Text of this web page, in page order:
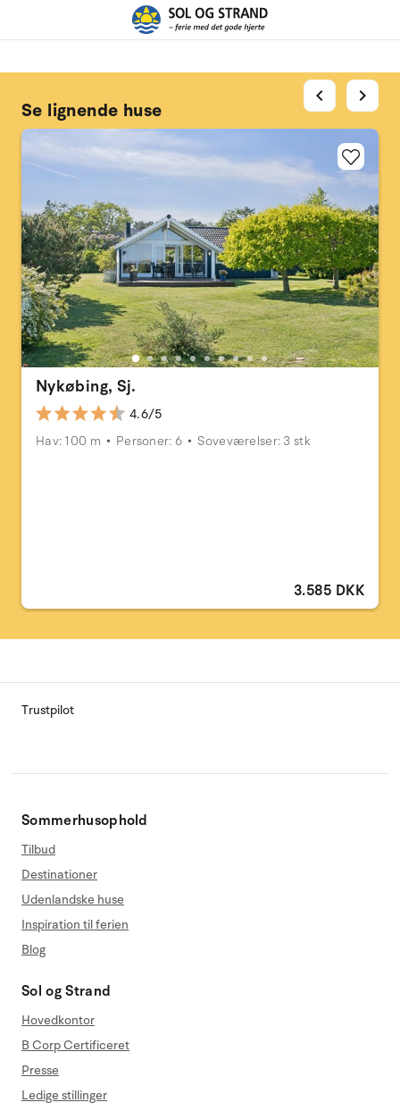
Se lignende huse
Nykøbing, Sj.
4.6/5
Hav: 100 m
Personer: 6 Soveværelser: 3 stk
3.585 DKK
chevron_left chevron_right
Trustpilot
Sommerhusophold
Tilbud
Destinationer
Udenlandske huse
Inspiration til ferien
Blog
Sol og Strand
Hovedkontor
B Corp Certificeret
Presse
Ledige stillinger